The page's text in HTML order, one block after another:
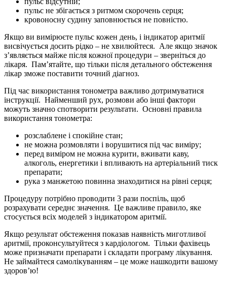
пульс не збігається з ритмом скорочень серця;
кровоносну судину заповнюється не повністю.
Якщо ви вимірюєте пульс кожен день, і індикатор аритмії
висвічується досить рідко – не хвилюйтеся. Але якщо значок
з’являється майже після кожної процедури – зверніться до
лікаря. Пам’ятайте, що тільки після детального обстеження
лікар зможе поставити точний діагноз.
Під час використання тонометра важливо дотримуватися
інструкції. Найменший рух, розмови або інші фактори
можуть значно спотворити результати. Основні правила
використання тонометра:
розслаблене і спокійне стан;
не можна розмовляти і ворушитися під час виміру;
перед виміром не можна курити, вживати каву,
алкоголь, енергетики і впливають на артеріальний тиск
препарати;
рука з манжетою повинна знаходитися на рівні серця;
Процедуру потрібно проводити 3 рази поспіль, щоб
розрахувати середнє значення. Це важливе правило, яке
стосується всіх моделей з індикатором аритмії.
Якщо результат обстеження показав наявність миготливої ​​
аритмії, проконсультуйтеся з кардіологом. Тільки фахівець
може призначати препарати і складати програму лікування.
Не займайтеся самолікуванням – це може нашкодити вашому
здоров’ю!